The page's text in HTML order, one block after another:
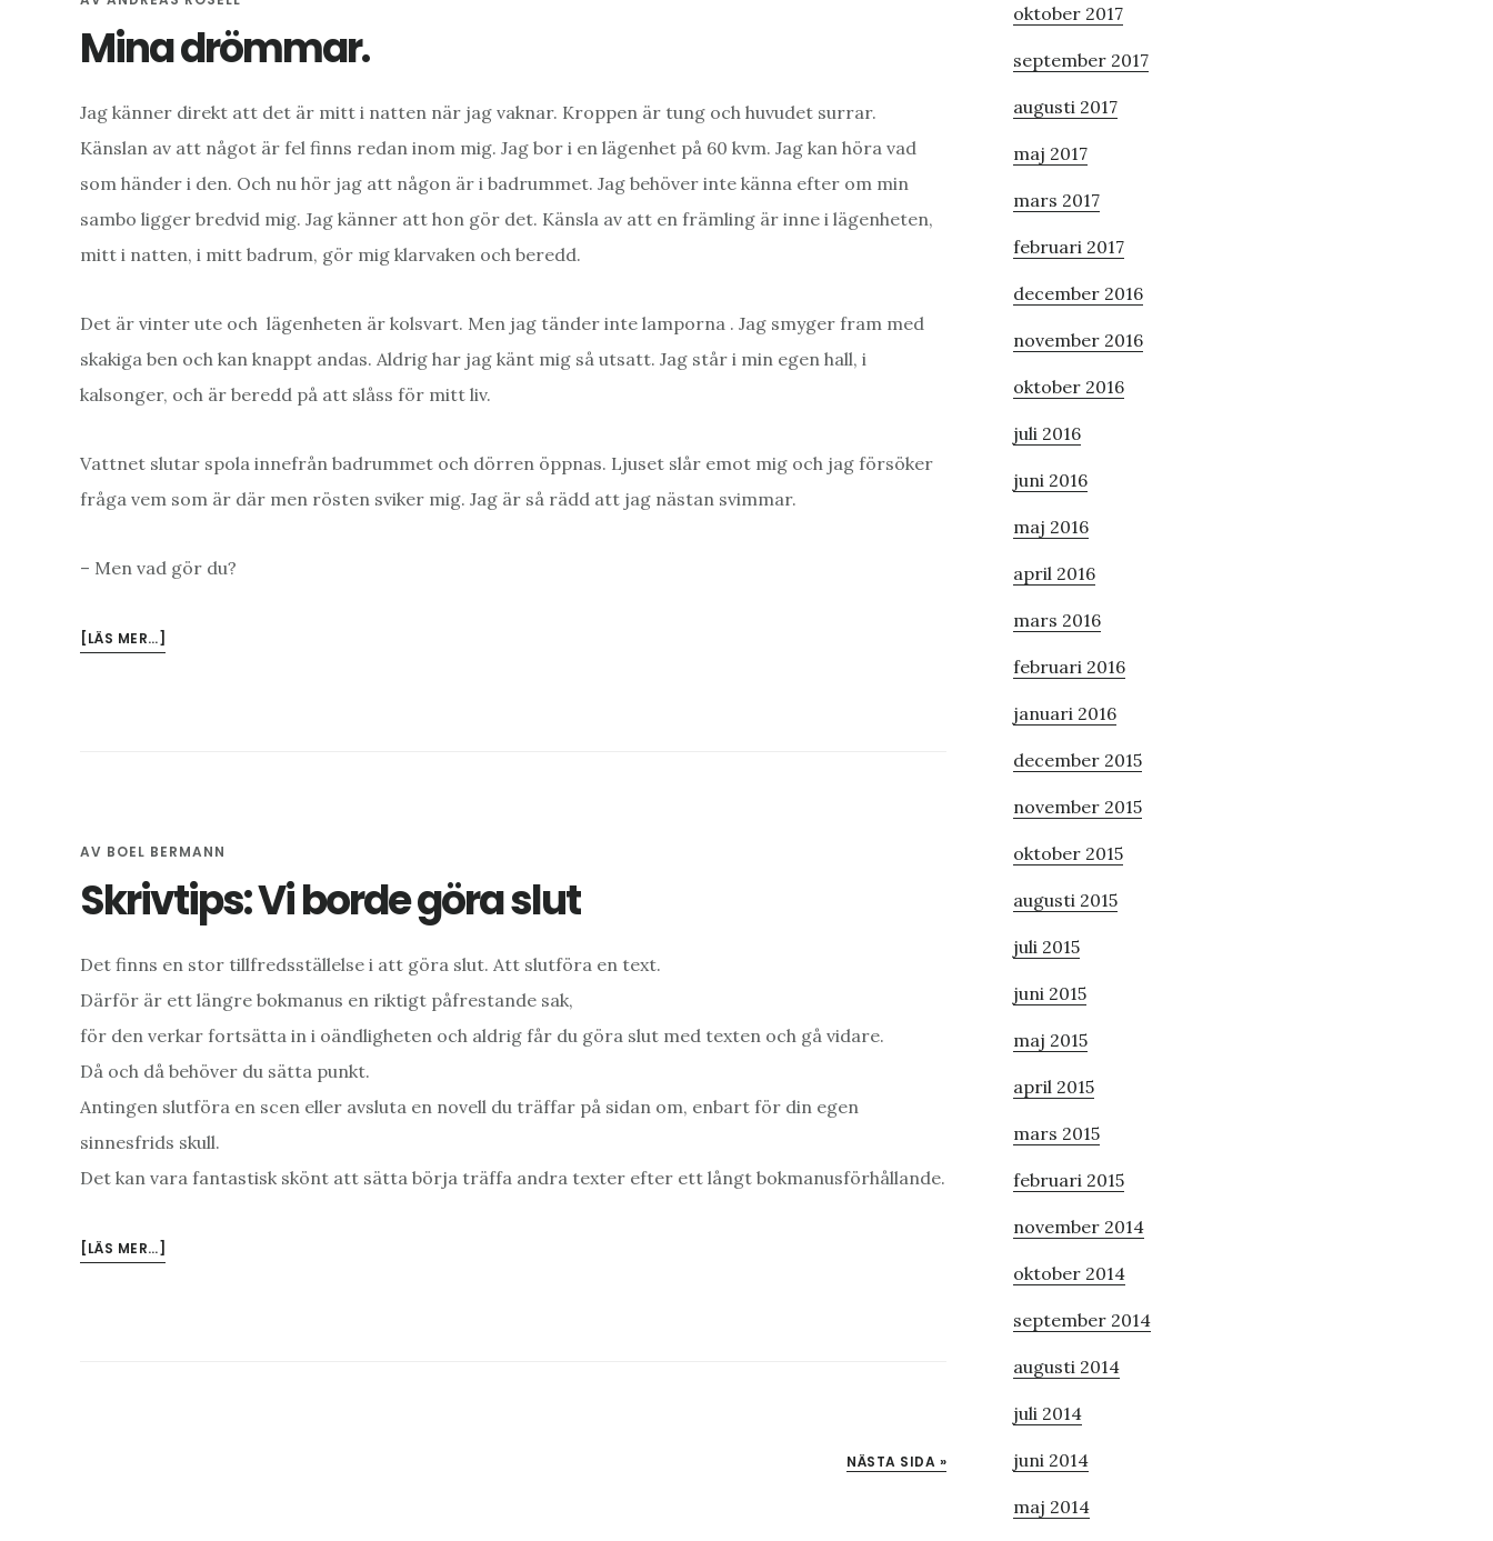
Mina drömmar.
Jag känner direkt att det är mitt i natten när jag vaknar. Kroppen är tung och huvudet surrar.
Känslan av att något är fel finns redan inom mig. Jag bor i en lägenhet på 60 kvm. Jag kan höra vad
som händer i den. Och nu hör jag att någon är i badrummet. Jag behöver inte känna efter om min
sambo ligger bredvid mig. Jag känner att hon gör det. Känsla av att en främling är inne i lägenheten,
mitt i natten, i mitt badrum, gör mig klarvaken och beredd.
Det är vinter ute och lägenheten är kolsvart. Men jag tänder inte lamporna . Jag smyger fram med
skakiga ben och kan knappt andas. Aldrig har jag känt mig så utsatt. Jag står i min egen hall, i
kalsonger, och är beredd på att slåss för mitt liv.
Vattnet slutar spola innefrån badrummet och dörren öppnas. Ljuset slår emot mig och jag försöker
fråga vem som är där men rösten sviker mig. Jag är så rädd att jag nästan svimmar.
– Men vad gör du?
[LÄS MER…]
AV BOEL BERMANN
Skrivtips: Vi borde göra slut
Det finns en stor tillfredsställelse i att göra slut. Att slutföra en text.
Därför är ett längre bokmanus en riktigt påfrestande sak,
för den verkar fortsätta in i oändligheten och aldrig får du göra slut med texten och gå vidare.
Då och då behöver du sätta punkt.
Antingen slutföra en scen eller avsluta en novell du träffar på sidan om, enbart för din egen
sinnesfrids skull.
Det kan vara fantastisk skönt att sätta börja träffa andra texter efter ett långt bokmanusförhållande.
[LÄS MER…]
NÄSTA SIDA »
oktober 2017
september 2017
augusti 2017
maj 2017
mars 2017
februari 2017
december 2016
november 2016
oktober 2016
juli 2016
juni 2016
maj 2016
april 2016
mars 2016
februari 2016
januari 2016
december 2015
november 2015
oktober 2015
augusti 2015
juli 2015
juni 2015
maj 2015
april 2015
mars 2015
februari 2015
november 2014
oktober 2014
september 2014
augusti 2014
juli 2014
juni 2014
maj 2014